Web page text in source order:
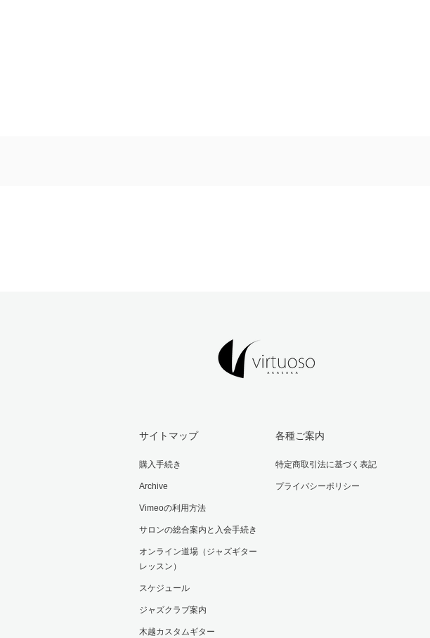
サイトマップ
購入手続き
Archive
Vimeoの利用方法
サロンの総合案内と入会手続き
オンライン道場（ジャズギター
レッスン）
スケジュール
ジャズクラブ案内
木越カスタムギター
各種ご案内
特定商取引法に基づく表記
プライバシーポリシー